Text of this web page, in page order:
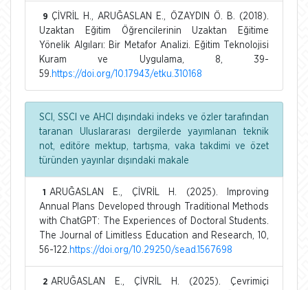
9 ÇİVRİL H., ARUĞASLAN E., ÖZAYDIN Ö. B. (2018).
Uzaktan Eğitim Öğrencilerinin Uzaktan Eğitime
Yönelik Algıları: Bir Metafor Analizi. Eğitim Teknolojisi
Kuram ve Uygulama, 8, 39-
59. https://doi.org/10.17943/etku.310168
SCI, SSCI ve AHCI dışındaki indeks ve özler tarafından
taranan Uluslararası dergilerde yayımlanan teknik
not, editöre mektup, tartışma, vaka takdimi ve özet
türünden yayınlar dışındaki makale
1
ARUĞASLAN E., ÇİVRİL H. (2025). Improving
Annual Plans Developed through Traditional Methods
with ChatGPT: The Experiences of Doctoral Students.
The Journal of Limitless Education and Research, 10,
56-122. https://doi.org/10.29250/sead.1567698
2 ARUĞASLAN E., ÇİVRİL H. (2025). Çevrimiçi